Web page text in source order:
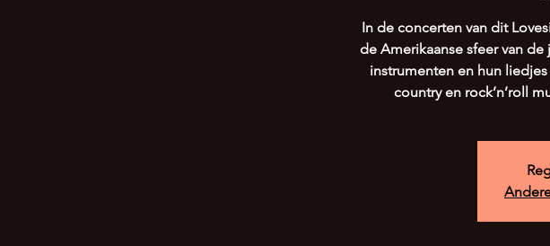
In de concerten van dit
de Amerikaanse sfeer van de
instrumenten en hun liedjes
country en rock’n’roll